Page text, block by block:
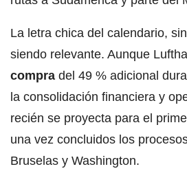
La letra chica del calendario,
siendo relevante. Aunque
compra del 49 % adicional
la consolidación financiera y
recién se proyecta para el
una vez concluidos los
Bruselas y Washington.